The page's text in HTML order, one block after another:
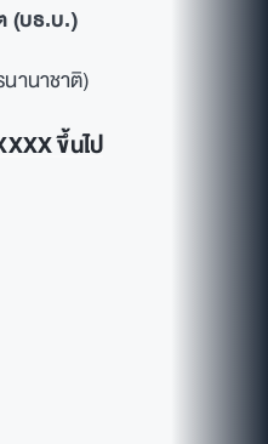
(บธ.บ.)
านาชาติ)
ขึ้นไป